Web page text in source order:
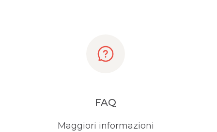
FAQ
Maggiori informazioni